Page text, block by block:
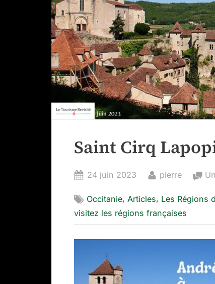
Saint Cirq
Posted
24 juin 2023 By
pierre
Occitanie, Articles, Les Régions
visitez les régions françaises